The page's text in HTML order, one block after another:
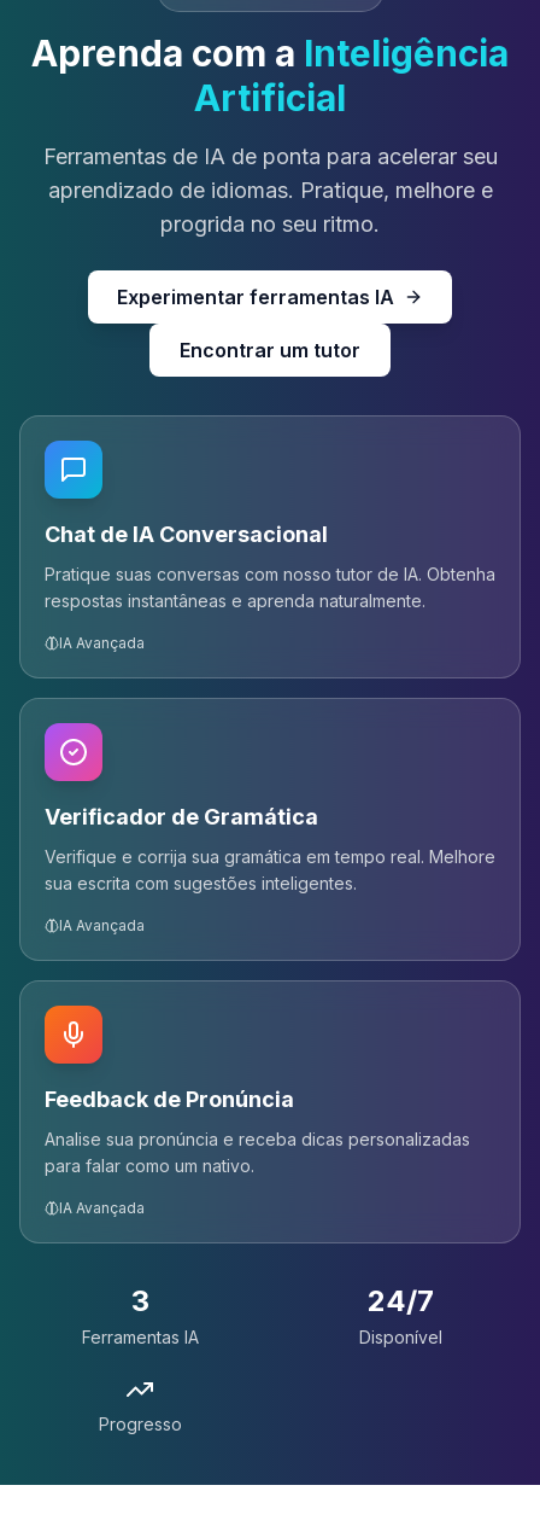
Aprenda com a Inteligência
Artificial
Ferramentas de IA de ponta para acelerar seu
aprendizado de idiomas. Pratique, melhore e
progrida no seu ritmo.
Experimentar ferramentas IA
Encontrar um tutor
Chat de IA Conversacional
Pratique suas conversas com nosso tutor de IA. Obtenha
respostas instantâneas e aprenda naturalmente.
IA Avançada
Verificador de Gramática
Verifique e corrija sua gramática em tempo real. Melhore
sua escrita com sugestões inteligentes.
IA Avançada
Feedback de Pronúncia
Analise sua pronúncia e receba dicas personalizadas
para falar como um nativo.
IA Avançada
3
Ferramentas IA
24/7
Disponível
Progresso